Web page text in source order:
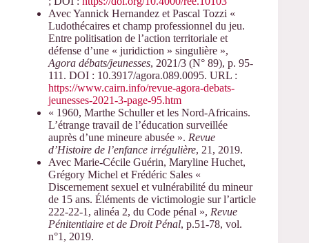
Avec Yannick Hernandez et Pascal Tozzi «
Ludothécaires et champ professionnel du jeu.
Entre politisation de l’action territoriale et
défense d’une « juridiction » singulière »,
Agora débats/jeunesses, 2021/3 (N° 89), p. 95-
111. DOI : 10.3917/agora.089.0095. URL :
https://www.cairn.info/revue-agora-debats-
jeunesses-2021-3-page-95.htm
« 1960, Marthe Schuller et les Nord-Africains.
L’étrange travail de l’éducation surveillée
auprès d’une mineure abusée ». Revue
d’Histoire de l’enfance irrégulière, 21, 2019.
Avec Marie-Cécile Guérin, Maryline Huchet,
Grégory Michel et Frédéric Sales «
Discernement sexuel et vulnérabilité du mineur
de 15 ans. Éléments de victimologie sur l’article
222-22-1, alinéa 2, du Code pénal », Revue
Pénitentiaire et de Droit Pénal, p.51-78, vol.
n°1, 2019.